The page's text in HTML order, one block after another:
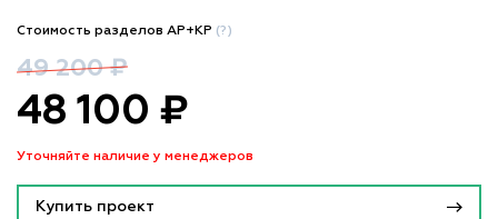
Стоимость разделов АР+КР (?)
49 200 ₽
48 100 ₽
Уточняйте наличие у менеджеров
Купить проект